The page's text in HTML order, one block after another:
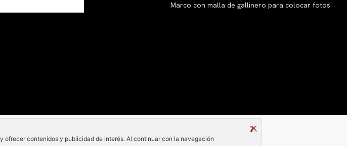
contenidos y publicidad de interés. Al continuar con la navegación
Marco con malla de gallinero para colocar fotos
Copyright © clarabelen.com